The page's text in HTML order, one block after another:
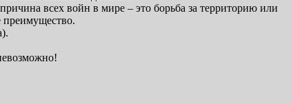
всех войн в мире – это борьба за территорию или
преимущество.